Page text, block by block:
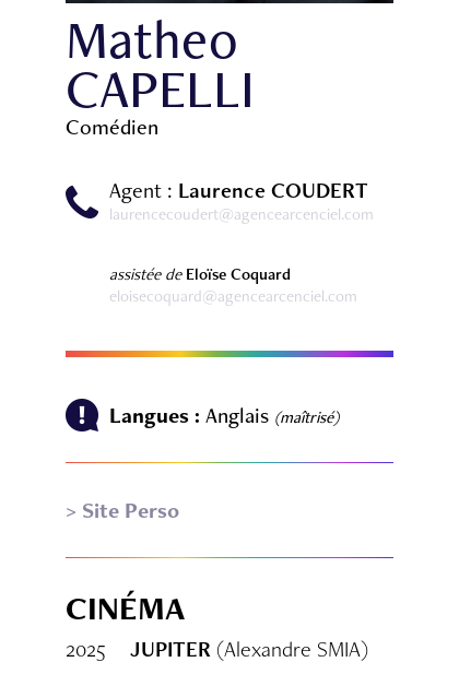
Matheo
CAPELLI
Comédien
Agent : Laurence COUDERT
laurencecoudert@agencearcenciel.com
assistée de Eloïse Coquard
eloisecoquard@agencearcenciel.com
Langues : Anglais (maîtrisé)
> Site Perso
CINÉMA
2025 JUPITER (Alexandre SMIA)